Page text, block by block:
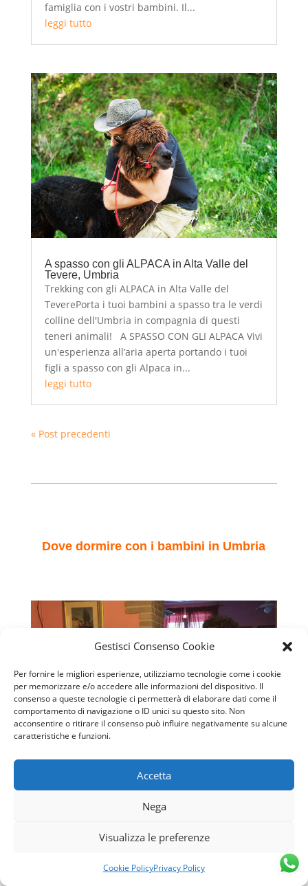
Gestisci Consenso Cookie
Per fornire le migliori esperienze, utilizziamo tecnologie come i cookie
per memorizzare e/o accedere alle informazioni del dispositivo. Il
consenso a queste tecnologie ci permetterà di elaborare dati come il
comportamento di navigazione o ID unici su questo sito. Non
acconsentire o ritirare il consenso può influire negativamente su alcune
caratteristiche e funzioni.
Accetta
Nega
Visualizza le preferenze
Cookie PolicyPrivacy Policy
famiglia con i vostri bambini. Il...
leggi tutto
A spasso con gli ALPACA in Alta Valle del
Tevere, Umbria
Trekking con gli ALPACA in Alta Valle del
TeverePorta i tuoi bambini a spasso tra le verdi
colline dell'Umbria in compagnia di questi
teneri animali! A SPASSO CON GLI ALPACA Vivi
un'esperienza all’aria aperta portando i tuoi
figli a spasso con gli Alpaca in...
leggi tutto
« Post precedenti
Dove dormire con i bambini in Umbria
Agriturismo La Barbatta – Il Cerreto: Camere,
L'AGRITURISMO IL CERRETOCASA DELLA
All'Agriturismo troverete camere confortevoli